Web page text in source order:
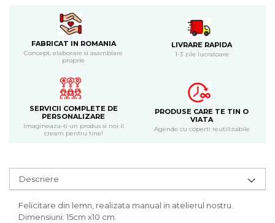
Cadouri pentru cea mai buna
Cadouri pentru bunici
Cadouri personalizate pentru nasi
CERCEI ZAMAC
Ateliere - planse cu nisip colorat
FABRICAT IN ROMANIA
Concept, elaborare si asamblare
proprie
LIVRARE RAPIDA
1-3 zile lucratoare
SERVICII COMPLETE DE
PERSONALIZARE
Imagineaza-ti un produs si noi il
cream pentru tine!
PRODUSE CARE TE TIN O
VIATA
Agende cu coperti reutilizabile
Descriere
Felicitare din lemn, realizata manual in atelierul nostru.
Dimensiuni: 15cm x10 cm.